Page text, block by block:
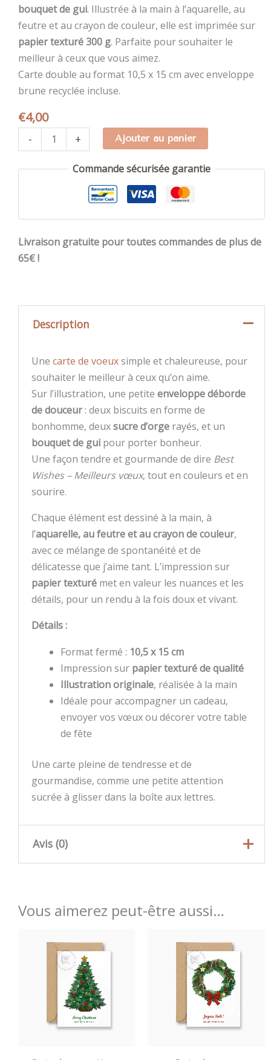
bouquet de gui. Illustrée à la main à l’aquarelle, au
feutre et au crayon de couleur, elle est imprimée sur
papier texturé 300 g. Parfaite pour souhaiter le
meilleur à ceux que vous aimez.
Carte double au format 10,5 x 15 cm avec enveloppe
brune recyclée incluse.
€4,00
-
quantité
de
Carte
Best
+ Ajouter au panier
Commande sécurisée garantie
Livraison gratuite pour toutes commandes de plus de
65€ !
Description
Une carte de voeuxsimple et chaleureuse, pour
souhaiter le meilleur à ceux qu’on aime.
Sur l’illustration, une petite enveloppe déborde
de douceur: deux biscuits en forme de
bonhomme, deuxsucre d’orgerayés, et un
bouquet de guipour porter bonheur.
Une façon tendre et gourmande de dire Best
Wishes – Meilleurs vœux, tout en couleurs et en
sourire.
Chaque élément est dessiné à la main, à
l’aquarelle, au feutre et au crayon de couleur,
avec ce mélange de spontanéité et de
délicatesse que j’aime tant. L’impression sur
papier texturémet en valeur les nuances et les
détails, pour un rendu à la fois doux et vivant.
Détails :
Format fermé : 10,5 x 15 cm
Impression sur papier texturé de qualité
Illustration originale, réalisée à la main
Idéale pour accompagner un cadeau,
envoyer vos vœux ou décorer votre table
de fête
Une carte pleine de tendresse et de
gourmandise, comme une petite attention
sucrée à glisser dans la boîte aux lettres.
Avis (0)
Seuls les clients connectés ayant acheté ce
produit ont la possibilité de laisser un avis.
Vous aimerez peut-être aussi…